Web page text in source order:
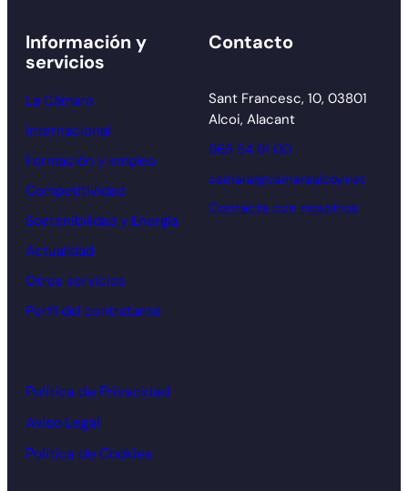
Información y
servicios
La Cámara
Internacional
Formación y empleo
Competitividad
Sostenibilidad y Energía
Actualidad
Otros servicios
Perfil del contratante
Contacto
Sant Francesc, 10, 03801
Alcoi, Alacant
965 54 91 00
camara@camaraalcoy.net
Contacta con nosotros
Política de Privacidad
Aviso Legal
Política de Cookies